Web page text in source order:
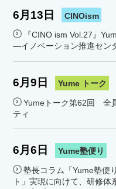
6月13日 CINOism
『CINO ism Vol.27』
―イノベーション推進セン
6月9日 Yume トーク
Yumeトーク第62回 全
ティ
6月6日 Yume塾便り
塾長コラム「Yume塾
ト」実現に向けて、研修